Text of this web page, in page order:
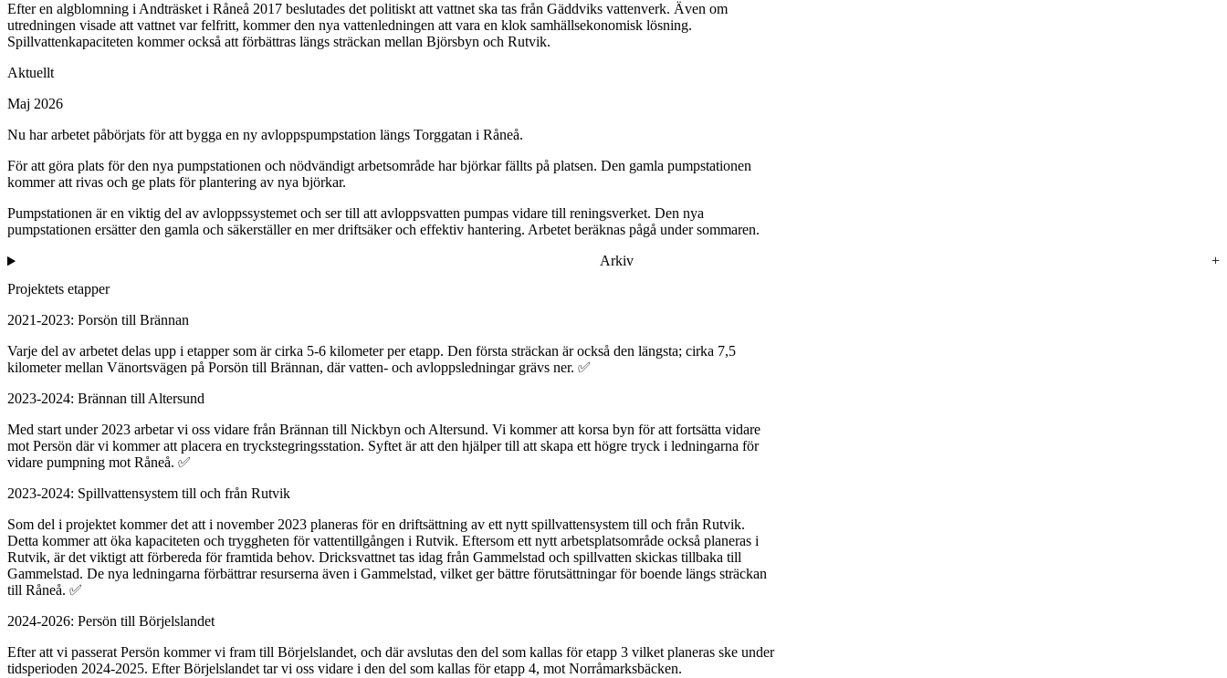
Efter en algblomning i Andträsket i Råneå 2017 beslutades det politiskt att vattnet ska tas från Gäddviks vattenverk. Även om
utredningen visade att vattnet var felfritt, kommer den nya vattenledningen att vara en klok samhällsekonomisk lösning.
Spillvattenkapaciteten kommer också att förbättras längs sträckan mellan Björsbyn och Rutvik.
Aktuellt
Maj 2026
Nu har arbetet påbörjats för att bygga en ny avloppspumpstation längs Torggatan i Råneå.
För att göra plats för den nya pumpstationen och nödvändigt arbetsområde har björkar fällts på platsen. Den gamla pumpstationen
kommer att rivas och ge plats för plantering av nya björkar.
Pumpstationen är en viktig del av avloppssystemet och ser till att avloppsvatten pumpas vidare till reningsverket. Den nya
pumpstationen ersätter den gamla och säkerställer en mer driftsäker och effektiv hantering. Arbetet beräknas pågå under sommaren.
Arkiv
Projektets etapper
2021-2023: Porsön till Brännan
Varje del av arbetet delas upp i etapper som är cirka 5-6 kilometer per etapp. Den första sträckan är också den längsta; cirka 7,5
kilometer mellan Vänortsvägen på Porsön till Brännan, där vatten- och avloppsledningar grävs ner. ✅
2023-2024: Brännan till Altersund
Med start under 2023 arbetar vi oss vidare från Brännan till Nickbyn och Altersund. Vi kommer att korsa byn för att fortsätta vidare
mot Persön där vi kommer att placera en tryckstegringsstation. Syftet är att den hjälper till att skapa ett högre tryck i ledningarna för
vidare pumpning mot Råneå. ✅
2023-2024: Spillvattensystem till och från Rutvik
Som del i projektet kommer det att i november 2023 planeras för en driftsättning av ett nytt spillvattensystem till och från Rutvik.
Detta kommer att öka kapaciteten och tryggheten för vattentillgången i Rutvik. Eftersom ett nytt arbetsplatsområde också planeras i
Rutvik, är det viktigt att förbereda för framtida behov. Dricksvattnet tas idag från Gammelstad och spillvatten skickas tillbaka till
Gammelstad. De nya ledningarna förbättrar resurserna även i Gammelstad, vilket ger bättre förutsättningar för boende längs sträckan
till Råneå. ✅
2024-2026: Persön till Börjelslandet
Efter att vi passerat Persön kommer vi fram till Börjelslandet, och där avslutas den del som kallas för etapp 3 vilket planeras ske under
tidsperioden 2024-2025. Efter Börjelslandet tar vi oss vidare i den del som kallas för etapp 4, mot Norråmarksbäcken.